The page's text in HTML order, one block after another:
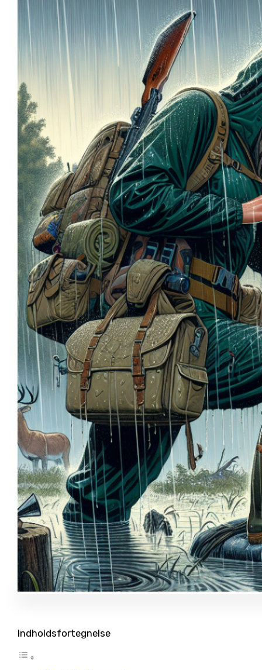
Indholdsfortegnelse